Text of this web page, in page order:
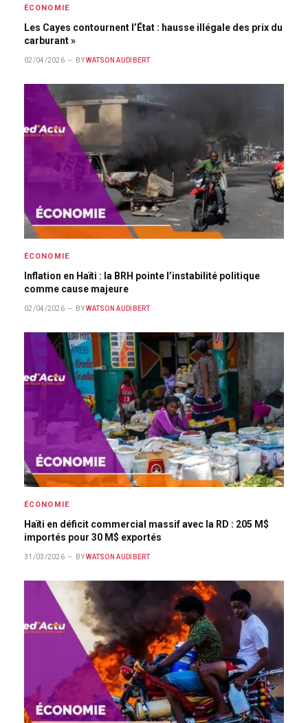
ÉCONOMIE
Les Cayes contournent l’État : hausse illégale des prix du
carburant »
02/04/2026 BY WATSON AUDIBERT
ÉCONOMIE
Inflation en Haïti : la BRH pointe l’instabilité politique
comme cause majeure
02/04/2026 BY WATSON AUDIBERT
ÉCONOMIE
Haïti en déficit commercial massif avec la RD : 205 M$
importés pour 30 M$ exportés
31/03/2026 BY WATSON AUDIBERT